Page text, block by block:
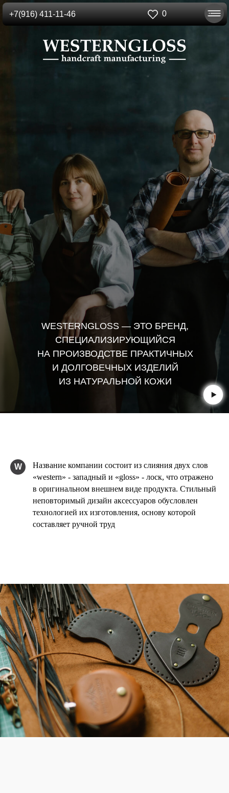
+7(916) 411-11-46 0
WESTERNGLOSS — ЭТО БРЕНД,
СПЕЦИАЛИЗИРУЮЩИЙСЯ
НА ПРОИЗВОДСТВЕ ПРАКТИЧНЫХ
И ДОЛГОВЕЧНЫХ ИЗДЕЛИЙ
ИЗ НАТУРАЛЬНОЙ КОЖИ
W
Название компании состоит из слияния двух слов
«western» - западный и «gloss» - лоск, что отражено
в оригинальном внешнем виде продукта. Стильный
неповторимый дизайн аксессуаров обусловлен
технологией их изготовления, основу которой
составляет ручной труд